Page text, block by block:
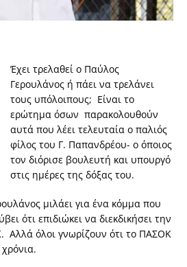
Έχει τρελαθεί ο Παύλος
Γερουλάνος ή πάει να τρελάνει
τους υπόλοιπους; Είναι το
ερώτημα όσων παρακολουθούν
αυτά που λέει τελευταία ο παλιός
φίλος του Γ. Παπανδρέου- ο όποιος
τον διόρισε βουλευτή και υπουργό
στις ημέρες της δόξας του.
μιλάει για ένα κόμμα που
ότι επιδιώκει να διεκδικήσει την
Αλλά όλοι γνωρίζουν ότι το ΠΑΣΟΚ